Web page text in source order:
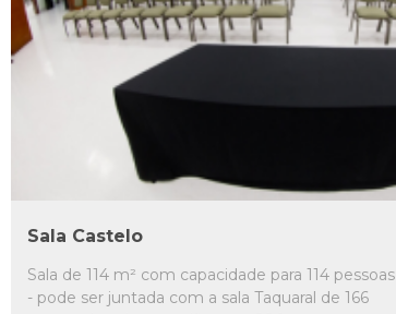
L3
L4
Sala Castelo
Sala de 114 m² com capacidade para 114 pessoas
- pode ser juntada com a sala Taquaral de 166